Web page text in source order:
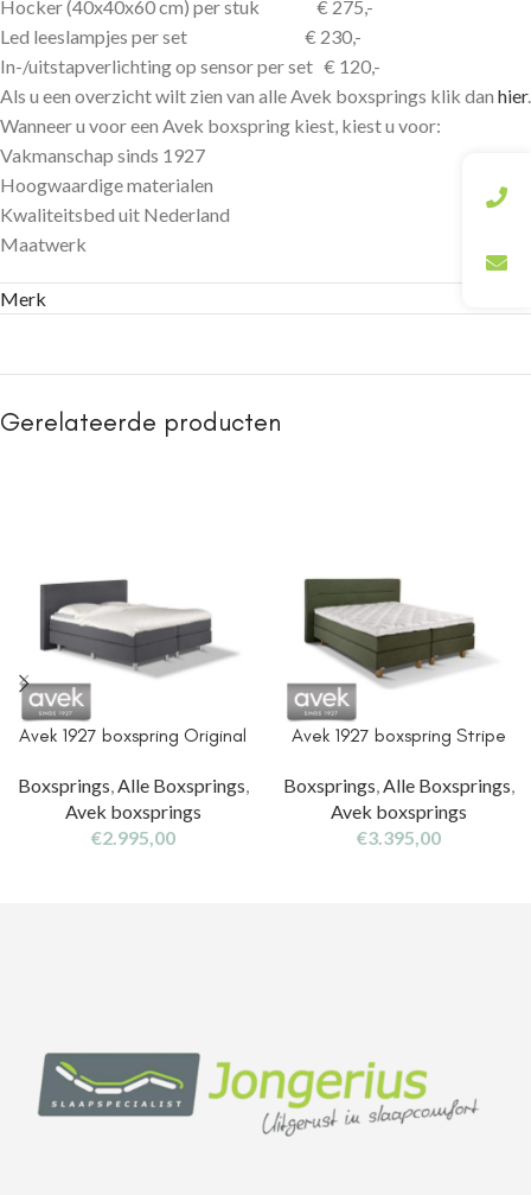
Hocker (40x40x60 cm) per stuk € 275,-
Led leeslampjes per set € 230,-
In-/uitstapverlichting op sensor per set € 120,-
Als u een overzicht wilt zien van alle Avek boxsprings klik dan hier.
Wanneer u voor een Avek boxspring kiest, kiest u voor:
Vakmanschap sinds 1927
Hoogwaardige materialen
Kwaliteitsbed uit Nederland
Maatwerk
Merk
Gerelateerde producten
Avek 1927 boxspring Original
Boxsprings Alle Boxsprings
Avek boxsprings
€2.995,00
Avek 1927 boxspring Stripe
Boxsprings Alle Boxsprings
Avek boxsprings
€3.395,00